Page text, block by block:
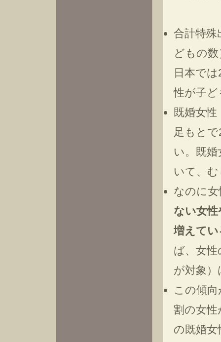
合計特殊
どもの
日本で
性が子
既婚女
足もと
い。既
いて、
なのに
ない女
増えてい
ば、女
が対象
この傾
割の女
の既婚